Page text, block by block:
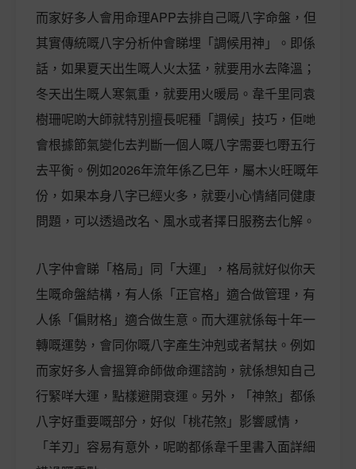
而家好多人會用命理APP去排自己嘅八字命盤，但
其實傳統嘅八字分析仲會睇埋「調候用神」。即係
話，如果夏天出生嘅人火太猛，就要用水去降溫；
冬天出生嘅人寒氣重，就要用火暖局。韋千里同袁
樹珊呢啲大師就特別擅長呢種「調候」技巧，佢哋
會根據節氣變化去判斷一個人嘅八字需要乜嘢五行
去平衡。例如2026年流年係乙巳年，屬木火旺嘅年
份，如果本身八字已經火多，就要小心情緒同健康
問題，可以透過改名、風水或者擇日服務去化解。
八字仲會睇「格局」同「大運」，格局就好似你天
生嘅命盤結構，有人係「正官格」適合做管理，有
人係「偏財格」適合做生意。而大運就係每十年一
轉嘅運勢，會同你嘅八字產生沖剋或者幫扶。例如
而家好多人會搵算命師做命運諮詢，就係想知自己
行緊咩大運，點樣避開衰運。另外，「神煞」都係
八字好重要嘅部分，好似「桃花煞」影響感情，
「羊刃」容易有意外，呢啲都係韋千里書入面詳細